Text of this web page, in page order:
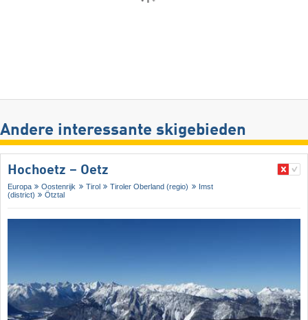
Andere interessante skigebieden
Hochoetz – Oetz
Europa Oostenrijk Tirol Tiroler Oberland (regio)
Imst
(district)
Ötztal